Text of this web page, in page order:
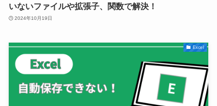
いないファイルや拡張子、関数で解決！
2024年10月19日
Excel